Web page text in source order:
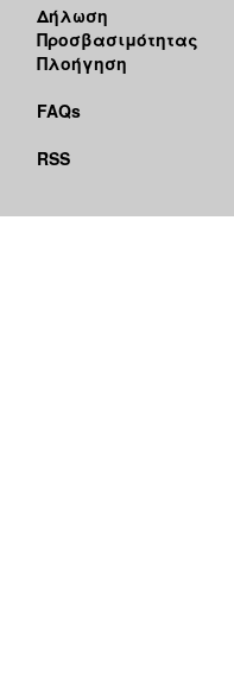
Δήλωση
Προσβασιμότητας
Πλοήγηση
FAQs
RSS